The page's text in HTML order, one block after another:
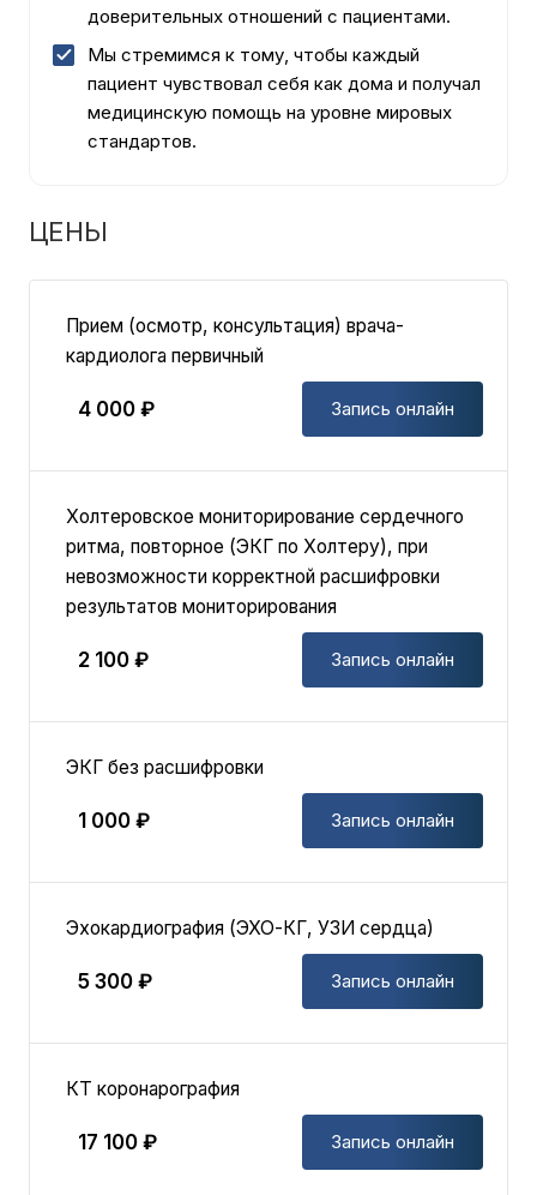
доверительных отношений с пациентами.
Мы стремимся к тому, чтобы каждый
пациент чувствовал себя как дома и получал
медицинскую помощь на уровне мировых
стандартов.
ЦЕНЫ
Прием (осмотр, консультация) врача-
кардиолога первичный
4 000 ₽ Запись онлайн
Холтеровское мониторирование сердечного
ритма, повторное (ЭКГ по Холтеру), при
невозможности корректной расшифровки
результатов мониторирования
2 100 ₽ Запись онлайн
ЭКГ без расшифровки
1 000 ₽ Запись онлайн
Эхокардиография (ЭХО-КГ, УЗИ сердца)
5 300 ₽ Запись онлайн
КТ коронарография
17 100 ₽ Запись онлайн